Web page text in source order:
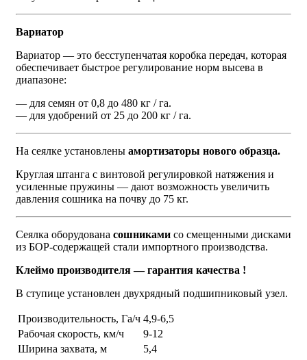
Вариатор
Вариатор — это бесступенчатая коробка передач, которая
обеспечивает быстрое регулирование норм высева в
диапазоне:
— для семян от 0,8 до 480 кг / га.
— для удобрений от 25 до 200 кг / га.
На сеялке установлены амортизаторы нового образца.
Круглая штанга с винтовой регулировкой натяжения и
усиленные пружины — дают возможность увеличить
давления сошника на почву до 75 кг.
Сеялка оборудована сошниками со смещенными дисками
из БОР-содержащей стали импортного производства.
Клеймо производителя — гарантия качества !
В ступице установлен двухрядный подшипниковый узел.
Производительность, Га/ч 4,9-6,5
Рабочая скорость, км/ч
9-12
Ширина захвата, м
5,4